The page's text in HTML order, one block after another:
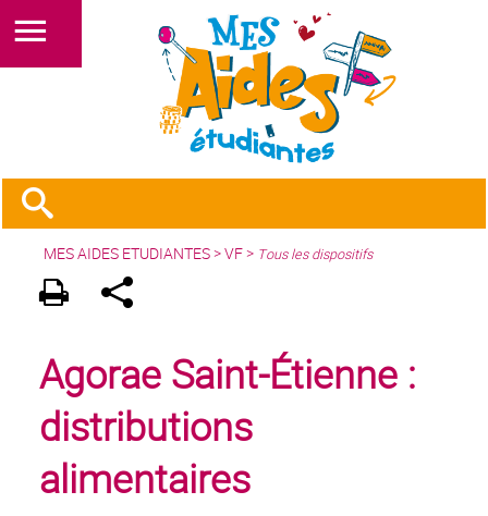
MES AIDES ETUDIANTES>VF> Tous les dispositifs
Agorae Saint-Étienne :
distributions
alimentaires